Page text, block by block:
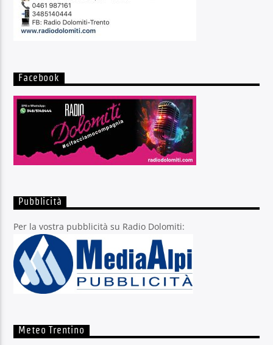
Facebook
Pubblicità
Per la vostra pubblicità su Radio Dolomiti:
Meteo Trentino